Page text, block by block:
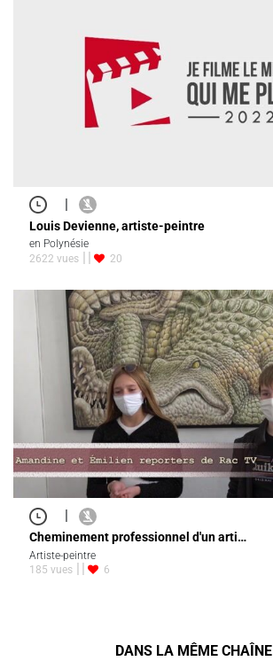
|
Louis Devienne, artiste-peintre
en Polynésie
2622 vues
20
|
Cheminement professionnel d'un arti…
Artiste-peintre
185 vues
6
DANS LA MÊME CHAÎNE